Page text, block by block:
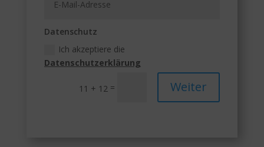
Datenschutz
Ich akzeptiere die
Datenschutzerklärung
11 + 12 = Weiter